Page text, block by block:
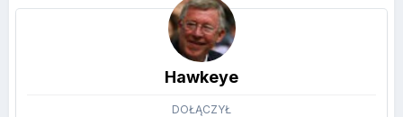
Hawkeye
DOŁĄCZYŁ